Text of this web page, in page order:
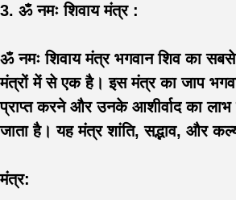
3. ॐ नमः शिवाय मंत्र :
ॐ नमः शिवाय मंत्र भगवान शिव का
मंत्रों में से एक है। इस मंत्र का जाप
प्राप्त करने और उनके आशीर्वाद का लाभ
जाता है। यह मंत्र शांति, सद्भाव, और
मंत्र: